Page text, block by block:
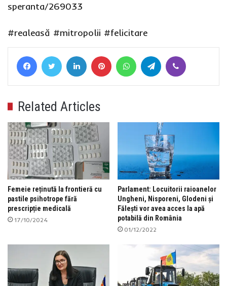
speranta/269033
#realeasă #mitropolii #felicitare
FacebookTwitter LinkedIn Pinterest WhatsAppTelegram
Related Articles
Femeie reținută la frontieră cu
pastile psihotrope fără
prescripție medicală
17/10/2024
Parlament: Locuitorii raioanelor
Ungheni, Nisporeni, Glodeni și
Fălești vor avea acces la apă
potabilă din România
01/12/2022